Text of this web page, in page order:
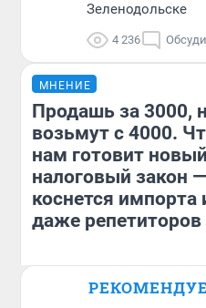
Зеленодольске
4 236
МНЕНИЕ
Продашь за 3000,
возьмут с 4000.
нам готовит новый
налоговый закон
коснется импорта
даже репетиторов
Анастасия